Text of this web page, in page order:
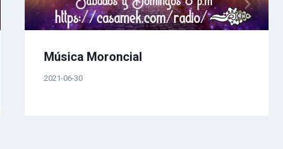
Música Moroncial
2021-06-30